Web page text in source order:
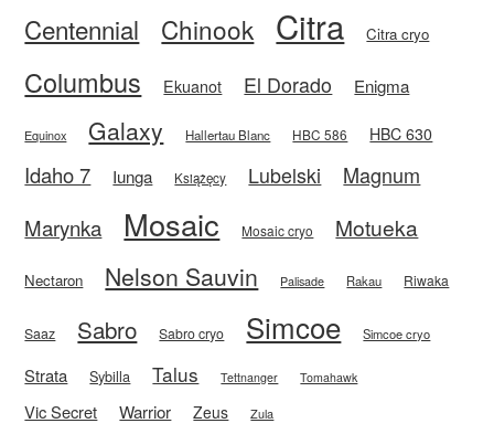
Centennial Chinook Citra Citra cryo
Columbus Ekuanot El Dorado Enigma
Equinox Galaxy Hallertau Blanc HBC 586 HBC 630
Idaho 7 Iunga Książęcy Lubelski
Magnum
Marynka
Mosaic Mosaic cryo Motueka
Nectaron Nelson Sauvin Palisade Rakau Riwaka
Saaz Sabro Sabro cryo Simcoe Simcoe cryo
Strata Sybilla Talus Tettnanger Tomahawk
Vic Secret Warrior Zeus Zula